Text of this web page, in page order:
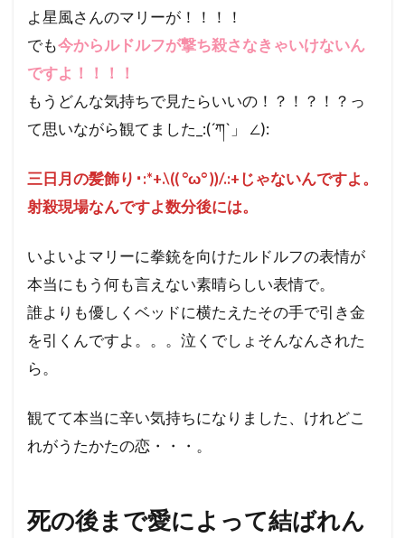
よ星風さんのマリーが！！！！
でも今からルドルフが撃ち殺さなきゃいけないん
ですよ！！！！
もうどんな気持ちで見たらいいの！？！？！？っ
て思いながら観てました_:(´ཀ`」 ∠):
三日月の髪飾り･:*+.\(( °ω° ))/.:+じゃないんですよ。
射殺現場なんですよ数分後には。
いよいよマリーに拳銃を向けたルドルフの表情が
本当にもう何も言えない素晴らしい表情で。
誰よりも優しくベッドに横たえたその手で引き金
を引くんですよ。。。泣くでしょそんなんされた
ら。
観てて本当に辛い気持ちになりました、けれどこ
れがうたかたの恋・・・。
死の後まで愛によって結ばれん